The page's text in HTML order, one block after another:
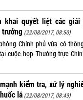
khai quyết liệt các giải
trưởng (22/08/2017, 08:50)
Chính phủ vừa có
cuộc họp Thường trực
kiểm tra, xử lý
lá (22/08/2017, 08:49)